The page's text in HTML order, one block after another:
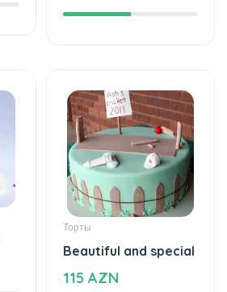
Торты
Beautiful and special
115 AZN